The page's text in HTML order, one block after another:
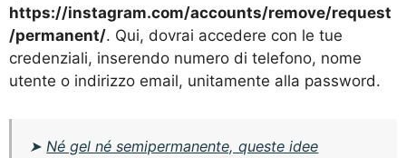
https://instagram.com/accounts/remove/request
/permanent/. Qui, dovrai accedere con le tue
credenziali, inserendo numero di telefono, nome
utente o indirizzo email, unitamente alla password.
➤ Né gel né semipermanente, queste idee